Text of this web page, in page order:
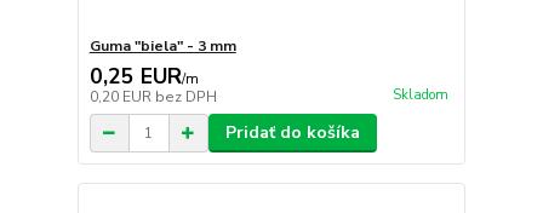
Guma "biela" - 3 mm
0,25 EUR/m
0,20 EUR bez DPH Skladom
Pridať do košíka